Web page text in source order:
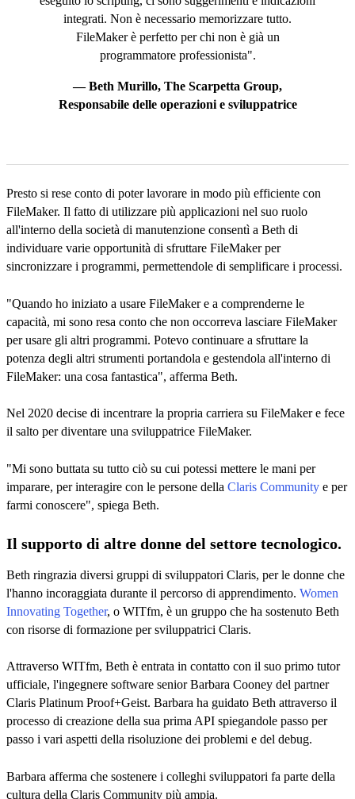
integrati. Non è necessario memorizzare tutto.
FileMaker è perfetto per chi non è già un
programmatore professionista".
— Beth Murillo, The Scarpetta Group,
Responsabile delle operazioni e sviluppatrice
Presto si rese conto di poter lavorare in modo più efficiente con
FileMaker. Il fatto di utilizzare più applicazioni nel suo ruolo
all'interno della società di manutenzione consentì a Beth di
individuare varie opportunità di sfruttare FileMaker per
sincronizzare i programmi, permettendole di semplificare i processi.
"Quando ho iniziato a usare FileMaker e a comprenderne le
capacità, mi sono resa conto che non occorreva lasciare FileMaker
per usare gli altri programmi. Potevo continuare a sfruttare la
potenza degli altri strumenti portandola e gestendola all'interno di
FileMaker: una cosa fantastica", afferma Beth.
Nel 2020 decise di incentrare la propria carriera su FileMaker e fece
il salto per diventare una sviluppatrice FileMaker.
"Mi sono buttata su tutto ciò su cui potessi mettere le mani per
imparare, per interagire con le persone della Claris Community e per
farmi conoscere", spiega Beth.
Il supporto di altre donne del settore tecnologico.
Beth ringrazia diversi gruppi di sviluppatori Claris, per le donne che
l'hanno incoraggiata durante il percorso di apprendimento. Women
Innovating Together, o WITfm, è un gruppo che ha sostenuto Beth
con risorse di formazione per sviluppatrici Claris.
Attraverso WITfm, Beth è entrata in contatto con il suo primo tutor
ufficiale, l'ingegnere software senior Barbara Cooney del partner
Claris Platinum Proof+Geist. Barbara ha guidato Beth attraverso il
processo di creazione della sua prima API spiegandole passo per
passo i vari aspetti della risoluzione dei problemi e del debug.
Barbara afferma che sostenere i colleghi sviluppatori fa parte della
cultura della Claris Community più ampia.